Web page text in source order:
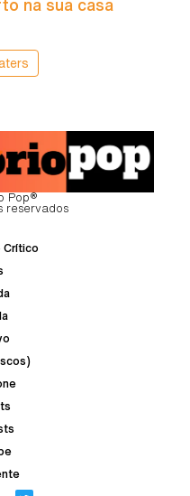
na sua casa
Pop®
reservados
Crítico